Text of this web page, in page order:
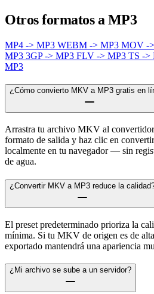
Otros formatos a MP3
MP4 -> MP3 WEBM -> MP3 MOV -
MP3 3GP -> MP3 FLV -> MP3 TS ->
MP3
¿Cómo convierto MKV a MP3 gratis en
Arrastra tu archivo MKV al
formato de salida y haz clic en
localmente en tu navegador — sin
de agua.
¿Convertir MKV a MP3 reduce la
El preset predeterminado prioriza la
mínima. Si tu MKV de origen es de
exportado mantendrá una apariencia
¿Mi archivo se sube a un servidor?